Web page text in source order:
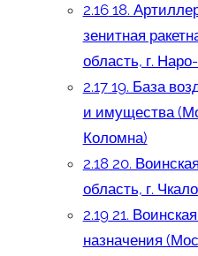
2.1618.
зенитная
область, г.
2.1719. База
и имущества
Коломна)
2.1820.
область, г.
2.1921.
назначения